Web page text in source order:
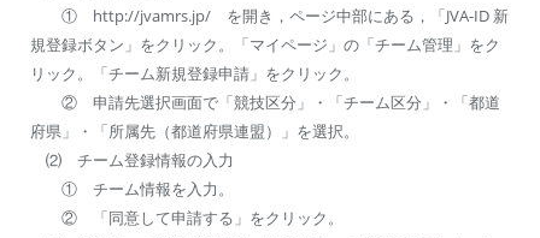
① http://jvamrs.jp/ を開き，ページ中部にある，「JVA-ID 新
規登録ボタン」をクリック。「マイページ」の「チーム管理」をク
リック。「チーム新規登録申請」をクリック。
② 申請先選択画面で「競技区分」・「チーム区分」・「都道
府県」・「所属先（都道府県連盟）」を選択。
⑵ チーム登録情報の入力
① チーム情報を入力。
② 「同意して申請する」をクリック。